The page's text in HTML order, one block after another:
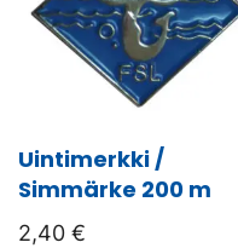
Uintimerkki /
Simmärke 200 m
2,40 €